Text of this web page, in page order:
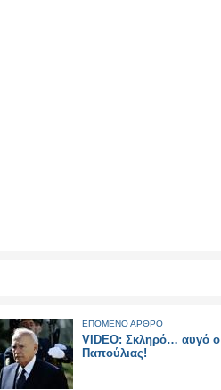
ΕΠΟΜΕΝΟ ΑΡΘΡΟ
VIDEO: Σκληρό… αυγό ο
Παπούλιας!